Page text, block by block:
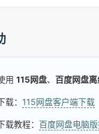
用 115网盘、 百度网盘
载： 115网盘客户端下载
载教程： 百度网盘电脑